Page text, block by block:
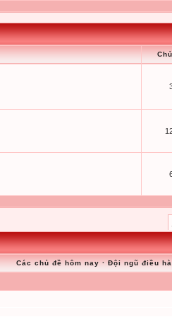
Các chủ đề hôm nay ·Đội ngũ điều